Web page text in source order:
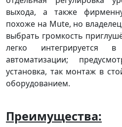
выхода, а также
похоже на Mute, но
выбрать громкость
легко интегрируется
автоматизации;
установка, так монтаж в
оборудованием.
Преимущества: